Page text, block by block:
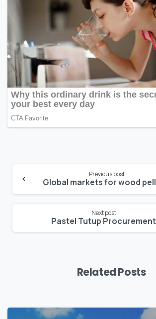
Previous post
Next post
Pastel Tutup Procurement
Related Posts